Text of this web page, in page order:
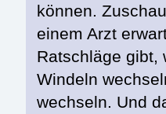
können.
einem Arzt
Ratschläge gibt,
Windeln
wechseln. Und